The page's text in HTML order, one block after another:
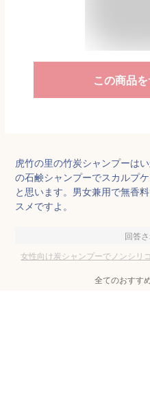
この商品
虎竹の里の竹炭シャンプーは
の石鹸シャンプーでスカルプ
と思います。男女兼用で無香
スメですよ。
回答
女性向け炭シャンプーでノンシリ
全てのおすす